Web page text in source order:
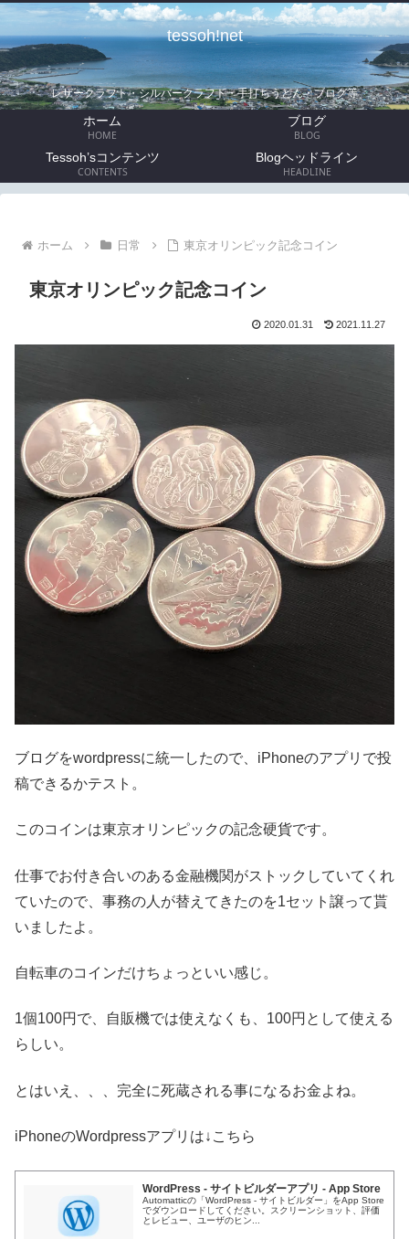
tessoh!net
レザークラフト・シルバークラフト・手打ちうどん・ブログ等
ホーム
HOME
ブログ
BLOG
Tessoh’sコンテンツ
CONTENTS
Blogヘッドライン
HEADLINE
ホーム 日常 東京オリンピック記念コイン
東京オリンピック記念コイン
2020.01.31 2021.11.27
ブログをwordpressに統一したので、iPhoneのアプリで投
稿できるかテスト。
このコインは東京オリンピックの記念硬貨です。
仕事でお付き合いのある金融機関がストックしていてくれ
ていたので、事務の人が替えてきたのを1セット譲って貰
いましたよ。
自転車のコインだけちょっといい感じ。
1個100円で、自販機では使えなくも、100円として使える
らしい。
とはいえ、、、完全に死蔵される事になるお金よね。
iPhoneのWordpressアプリは↓こちら
WordPress - サイトビルダーアプリ - App Store
Automatticの「WordPress - サイトビルダー」をApp Store
でダウンロードしてください。スクリーンショット、評価
とレビュー、ユーザのヒン...